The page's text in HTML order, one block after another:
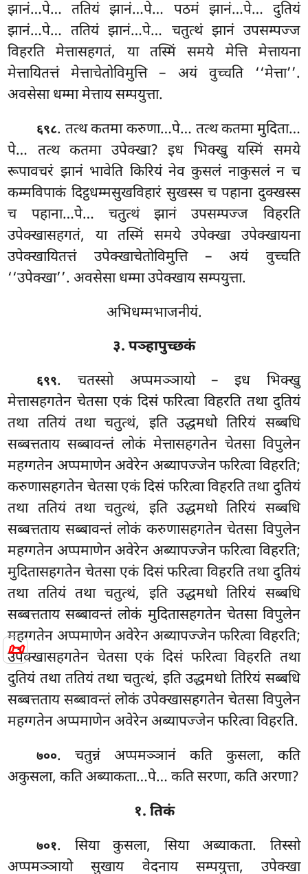
📜
झानं…पे… ततियं झानं…पे… पठमं झानं…पे… दुतियं
झानं…पे… ततियं झानं…पे… चतुत्थं झानं उपसम्पज्ज
विहरति मेत्तासहगतं, या तस्मिं समये मेत्ति मेत्तायना
मेत्तायितत्तं मेत्ताचेतोविमुत्ति– अयं वुच्चति ‘‘मेत्ता’’.
अवसेसा धम्मा मेत्ताय सम्पयुत्ता.
६९८. तत्थकतमा करुणा…पे… तत्थ कतमा मुदिता…
पे… तत्थ कतमा उपेक्खा? इध भिक्खु यस्मिं समये
रूपावचरं झानं भावेति किरियं नेव कुसलं नाकुसलं न च
कम्मविपाकं दिट्ठधम्मसुखविहारं सुखस्स च पहाना दुक्खस्स
च पहाना…पे… चतुत्थं झानं उपसम्पज्ज विहरति
उपेक्खासहगतं, या तस्मिं समये उपेक्खा उपेक्खायना
उपेक्खायितत्तं उपेक्खाचेतोविमुत्ति – अयं वुच्चति
‘‘उपेक्खा’’. अवसेसा धम्मा उपेक्खाय सम्पयुत्ता.
अभिधम्मभाजनीयं.
३. पञ्हापुच्छकं
६९९. चतस्सो अप्पमञ्ञायो – इध भिक्खु
मेत्तासहगतेन चेतसा एकं दिसं फरित्वा विहरति तथा दुतियं
तथा ततियं तथा चतुत्थं, इति उद्धमधो तिरियं सब्बधि
सब्बत्तताय सब्बावन्तं लोकं मेत्तासहगतेन चेतसा विपुलेन
महग्गतेन अप्पमाणेन अवेरेन अब्यापज्जेन फरित्वा विहरति;
करुणासहगतेन चेतसा एकं दिसं फरित्वा विहरति तथा दुतियं
तथा ततियं तथा चतुत्थं, इति उद्धमधो तिरियं सब्बधि
सब्बत्तताय सब्बावन्तं लोकं करुणासहगतेन चेतसा विपुलेन
महग्गतेन अप्पमाणेन अवेरेन अब्यापज्जेन फरित्वा विहरति;
मुदितासहगतेन चेतसा एकं दिसं फरित्वा विहरति तथा दुतियं
तथा ततियं तथा चतुत्थं, इति उद्धमधो तिरियं सब्बधि
सब्बत्तताय सब्बावन्तं लोकं मुदितासहगतेन चेतसा विपुलेन
महग्गतेन अप्पमाणेन अवेरेन अब्यापज्जेन फरित्वा विहरति;
उपेक्खासहगतेन चेतसा एकं दिसं फरित्वा विहरति तथा
दुतियं तथा ततियं तथा चतुत्थं, इति उद्धमधो तिरियं सब्बधि
सब्बत्तताय सब्बावन्तं लोकं उपेक्खासहगतेन चेतसा विपुलेन
महग्गतेन अप्पमाणेन अवेरेन अब्यापज्जेन फरित्वा विहरति.
७००. चतुन्नं अप्पमञ्ञानं कति कुसला, कति
अकुसला, कति अब्याकता…पे… कति सरणा, कति अरणा?
१. तिकं
७०१. सियाकुसला, सिया अब्याकता. तिस्सो
अप्पमञ्ञायो सुखाय वेदनाय सम्पयुत्ता, उपेक्खा